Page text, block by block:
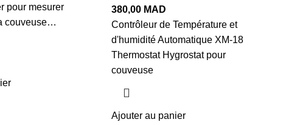
pour mesurer
couveuse…
380,00 MAD
Contrôleur de Température et
d'humidité Automatique XM-18
Thermostat Hygrostat pour
couveuse
Ajouter au panier